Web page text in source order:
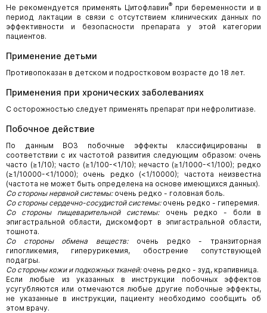
Не рекомендуется применять Цитофлавин®при беременности и в
период лактации в связи с отсутствием клинических данных по
эффективности и безопасности препарата у этой категории
пациентов.
Применение детьми
Противопоказан в детском и подростковом возрасте до 18 лет.
Применения при хронических заболеваниях
С осторожностью следует применять препарат при нефролитиазе.
Побочное действие
По данным ВОЗ побочные эффекты классифицированы в
соответствии с их частотой развития следующим образом: очень
часто (≥1/10); часто (≥1/100-<1/10); нечасто (≥1/1000-<1/100); редко
(≥1/10000-<1/1000); очень редко (<1/10000); частота неизвестна
(частота не может быть определена на основе имеющихся данных).
Со стороны нервной системы:очень редко - головная боль.
Со стороны сердечно-сосудистой системы:очень редко - гиперемия.
Со стороны пищеварительной системы:очень редко - боли в
эпигастральной области, дискомфорт в эпигастральной области,
тошнота.
Со стороны обмена веществ:очень редко - транзиторная
гипогликемия, гиперурикемия, обострение сопутствующей
подагры.
Со стороны кожи и подкожных тканей:очень редко - зуд, крапивница.
Если любые из указанных в инструкции побочных эффектов
усугубляются или отмечаются любые другие побочные эффекты,
не указанные в инструкции, пациенту необходимо сообщить об
этом врачу.